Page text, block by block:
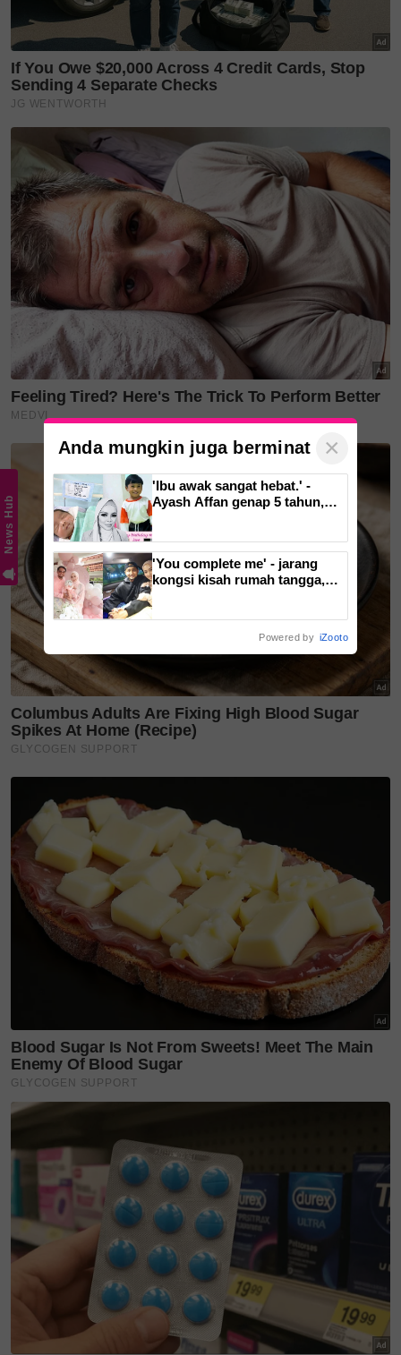
Layari portalSinarPlus untuk info terkini dan bermanfaat!
Jangan lupa follow kami diFacebook,Instagram Threads,
Twitter
YouTube &TikTok . Join grup Telegram
DI SINI
untuk info dan kisah penuh inspirasi
Jangan lupa dapatkan promosi istimewa
MAKANAN
KUCING TOMKRAFyang kini sudah berada di 37
cawangan KK Super Mart terpilih di Shah Alam atau beli
secara online di platformShopee Karangkraf Mallsekarang
Teruskan membaca
'Saya tidak pernah give up' -
Betty Banafe menang kes...
'Ibu awak sangat hebat.' -
Ayash Affan genap 5 tahun,...
Bukan sekadar penyanyi,
Hussain kini curi perhatian
dengan...
'You complete me' - jarang
kongsi kisah rumah
tangga,...
News Hub
Anda mungkin juga berminat ×
'Ibu awak sangat hebat.' -
Ayash Affan genap 5 tahun,
'You complete me' - jarang
kongsi kisah rumah tangga,
Powered by iZooto